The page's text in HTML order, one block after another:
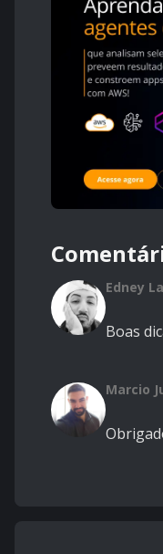
Edney
Boas
Marcio